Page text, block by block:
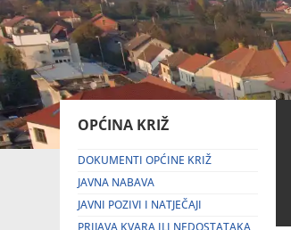
OPĆINA KRIŽ
DOKUMENTI OPĆINE KRIŽ
JAVNA NABAVA
JAVNI POZIVI I NATJEČAJI
PRIJAVA KVARA ILI NEDOSTATAKA